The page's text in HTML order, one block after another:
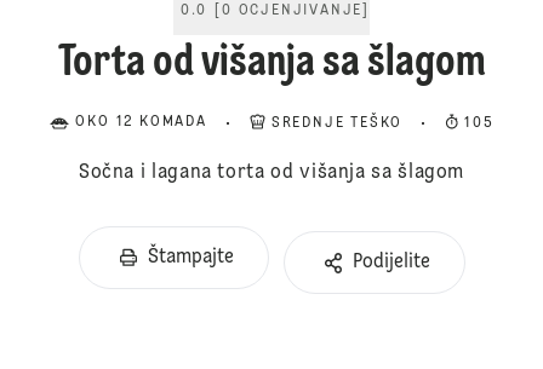
0.0 [0 OCJENJIVANJE
Torta od višanja sa šlagom
OKO 12 KOMADA SREDNJE TEŠKO 105
Sočna i lagana torta od višanja sa šlagom
Štampajte Podijelite